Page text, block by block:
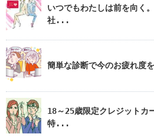
いつでもわたしは前を向く
社...
簡単な診断で今のお疲れ度
18～25歳限定クレジットカ
特...